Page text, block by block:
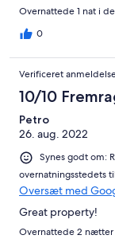
Overnattede 1 nat i
0
Verificeret
10/10
Petro
26. aug. 2022
Synes godt om:
overnatningsstedets
Oversæt med
Great property!
Overnattede 2 nætter